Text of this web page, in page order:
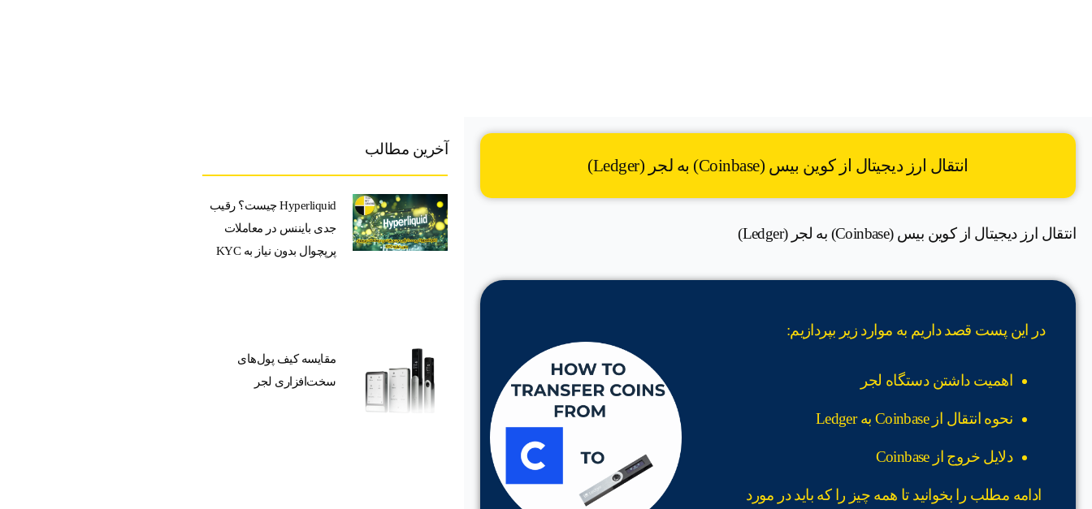
انتقال ارز دیجیتال از کوین بیس (Coinbase) به لجر (Ledger)
انتقال ارز دیجیتال از کوین بیس (Coinbase) به لجر (Ledger)
در این پست قصد داریم به موارد زیر بپردازیم:
اهمیت داشتن دستگاه لجر
نحوه انتقال از Coinbase به Ledger
دلایل خروج از Coinbase
ادامه مطلب را بخوانید تا همه چیز را که باید در مورد
آخرین مطالب
Hyperliquid چیست؟ رقیب
جدی بایننس در معاملات
پرپچوال بدون نیاز به KYC
مقایسه کیف پول‌های
سخت‌افزاری لجر